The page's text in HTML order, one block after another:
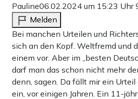
Pauline06.02.2024 um 15:23 Uhr
Melden
Bei manchen Urteilen und
sich an den Kopf. Weltfremd und
einem vor. Aber im „besten
darf man das schon nicht mehr
denn, sagen. Da fällt mir ein Urteil
ein, vor einigen Jahren. Ein 11-